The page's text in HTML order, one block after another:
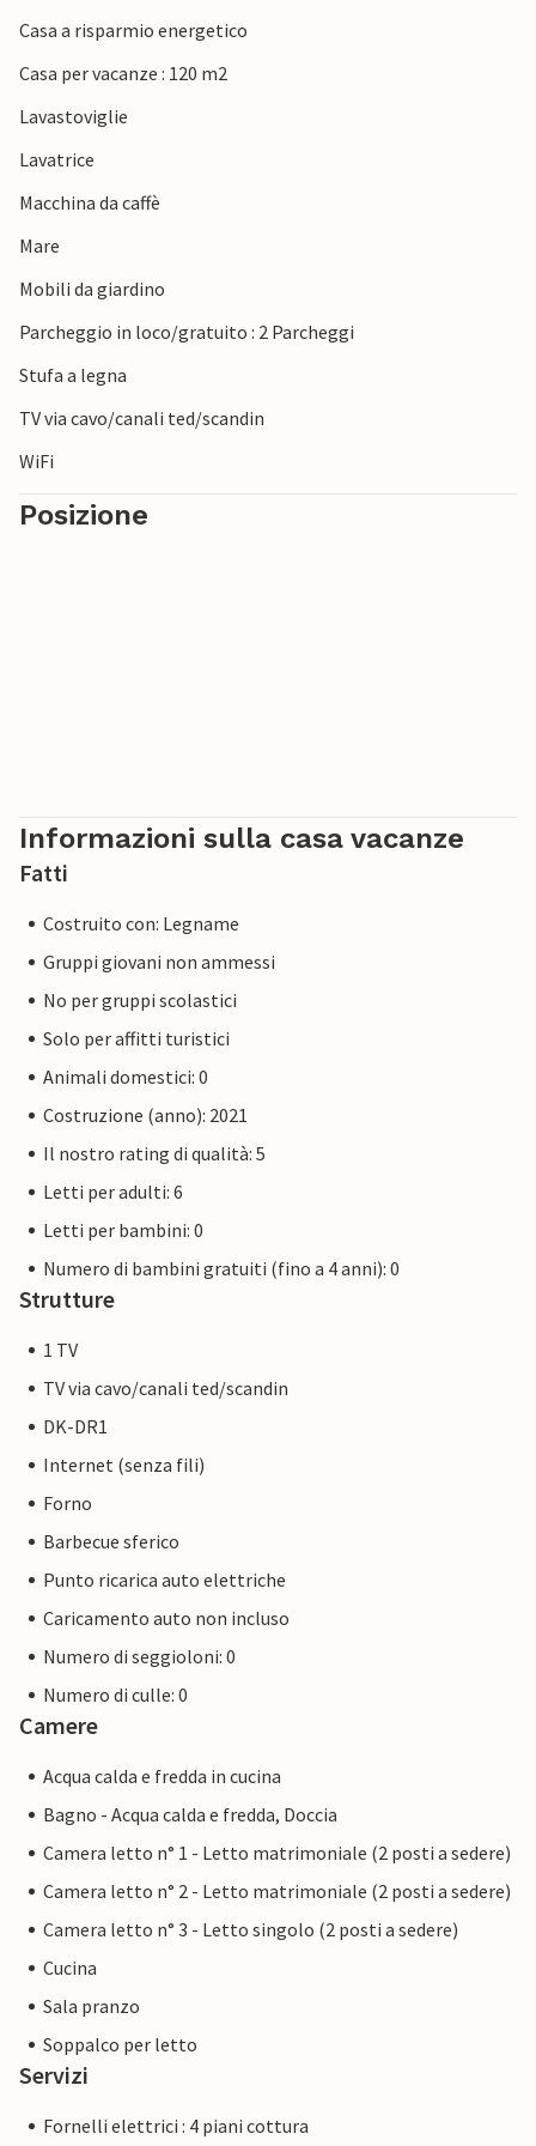
Casa a risparmio energetico
Casa per vacanze : 120 m2
Lavastoviglie
Lavatrice
Macchina da caffè
Mare
Mobili da giardino
Parcheggio in loco/gratuito : 2 Parcheggi
Stufa a legna
TV via cavo/canali ted/scandin
WiFi
Posizione
Informazioni sulla casa vacanze
Fatti
Costruito con: Legname
Gruppi giovani non ammessi
No per gruppi scolastici
Solo per affitti turistici
Animali domestici: 0
Costruzione (anno): 2021
Il nostro rating di qualità: 5
Letti per adulti: 6
Letti per bambini: 0
Numero di bambini gratuiti (fino a 4 anni): 0
Strutture
1 TV
TV via cavo/canali ted/scandin
DK-DR1
Internet (senza fili)
Forno
Barbecue sferico
Punto ricarica auto elettriche
Caricamento auto non incluso
Numero di seggioloni: 0
Numero di culle: 0
Camere
Acqua calda e fredda in cucina
Bagno - Acqua calda e fredda, Doccia
Camera letto n° 1 - Letto matrimoniale (2 posti a sedere)
Camera letto n° 2 - Letto matrimoniale (2 posti a sedere)
Camera letto n° 3 - Letto singolo (2 posti a sedere)
Cucina
Sala pranzo
Soppalco per letto
Servizi
Fornelli elettrici : 4 piani cottura